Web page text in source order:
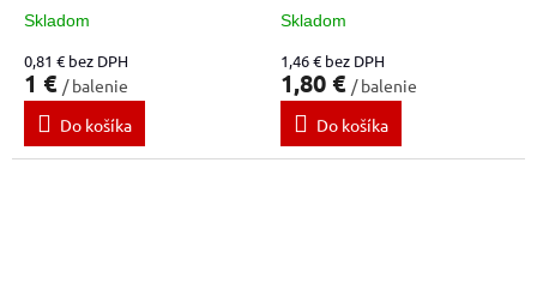
Skladom
0,81 € bez DPH
1 € / balenie
Do košíka
Skladom
1,46 € bez DPH
1,80 € / balenie
Do košíka